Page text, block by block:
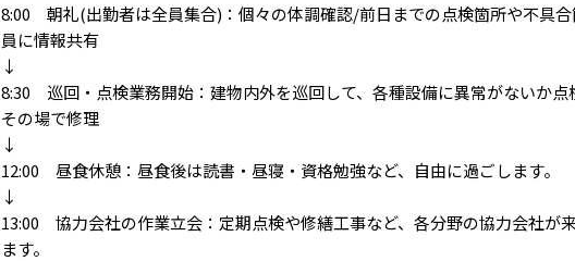
8:00 朝礼(出勤者は全員集合)：個々の体調確認/前日までの点検箇所や不具
員に情報共有
↓
8:30 巡回・点検業務開始：建物内外を巡回して、各種設備に異常がないか点
その場で修理
↓
12:00 昼食休憩：昼食後は読書・昼寝・資格勉強など、自由に過ごします。
↓
13:00 協力会社の作業立会：定期点検や修繕工事など、各分野の協力会社が
ます。